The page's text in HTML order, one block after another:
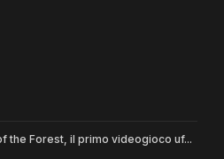
the Forest, il primo videogioco uf...